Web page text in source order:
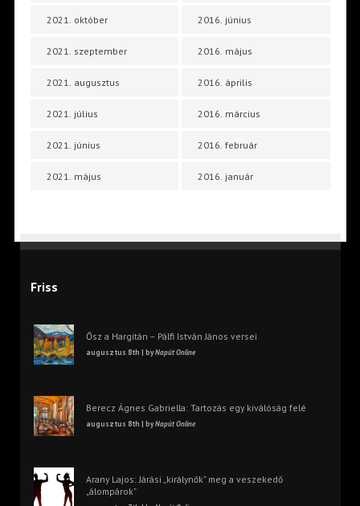
2021. október
2021. szeptember
2021. augusztus
2021. július
2021. június
2021. május
2016. június
2016. május
2016. április
2016. március
2016. február
2016. január
Friss
Ősz a Hargitán – Pálfi István János versei
augusztus 8th | byNapút Online
Berecz Ágnes Gabriella: Tartozás egy kiválóság felé
augusztus 8th | byNapút Online
Arany Lajos: Járási „királynők” meg a veszekedő
„álompárok”